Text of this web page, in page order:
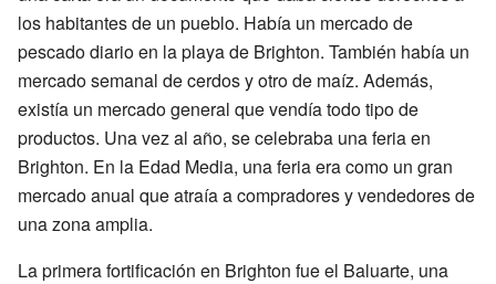
los habitantes de un pueblo. Había un mercado de
pescado diario en la playa de Brighton. También había un
mercado semanal de cerdos y otro de maíz. Además,
existía un mercado general que vendía todo tipo de
productos. Una vez al año, se celebraba una feria en
Brighton. En la Edad Media, una feria era como un gran
mercado anual que atraía a compradores y vendedores de
una zona amplia.
La primera fortificación en Brighton fue el Baluarte, una